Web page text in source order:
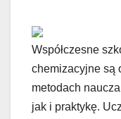
Współczesne
chemizacyjne są
metodach
jak i praktykę.